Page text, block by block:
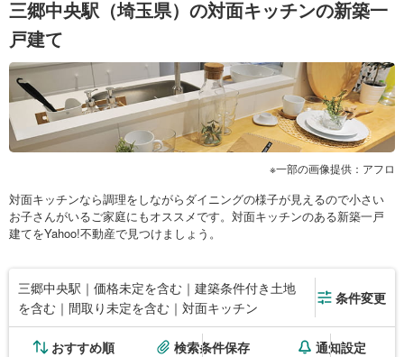
三郷中央駅（埼玉県）の対面キッチンの新築一
戸建て
一部の画像提供：アフロ
対面キッチンなら調理をしながらダイニングの様子が見えるので小さい
お子さんがいるご家庭にもオススメです。対面キッチンのある新築一戸
建てをYahoo!不動産で見つけましょう。
三郷中央駅｜価格未定を含む｜建築条件付き土地
を含む｜間取り未定を含む｜対面キッチン
条件変更
おすすめ順 検索条件保存 通知設定